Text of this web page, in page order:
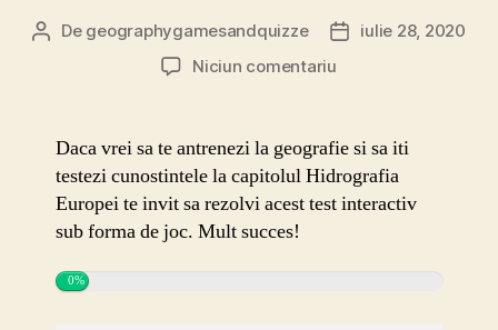
Autor
De geographygamesandquizze
Datăiulie 28, 2020
Niciun comentariula
joc
Daca vrei sa te antrenezi la geografie si sa iti
testezi cunostintele la capitolul Hidrografia
Europei te invit sa rezolvi acest test interactiv
sub forma de joc. Mult succes!
0%